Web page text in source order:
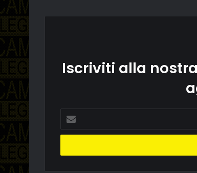
Iscriviti alla
tuo
email